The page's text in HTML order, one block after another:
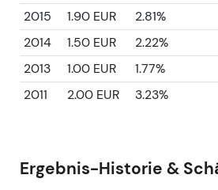
2015
1.90 EUR
2.81%
2014
1.50 EUR
2.22%
2013
1.00 EUR
1.77%
2011
2.00 EUR 3.23%
Ergebnis-Historie &